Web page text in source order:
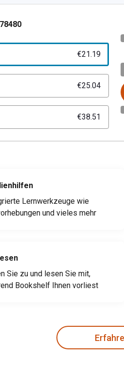
€21.19
€25.04
€38.51
Lernwerkzeuge wie
und vieles mehr
Sie zu und lesen Sie mit,
Bookshelf Ihnen vorliest